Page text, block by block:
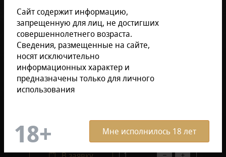
Сайт содержит информацию,
запрещенную для лиц, не достигших
совершеннолетнего возраста.
Сведения, размещенные на сайте,
носят исключительно
информационных характер и
предназначены только для личного
использования
Мне исполнилось 18 лет
Отзывов: 0
ОПИСАНИЕ ТОВАРА
50 руб.